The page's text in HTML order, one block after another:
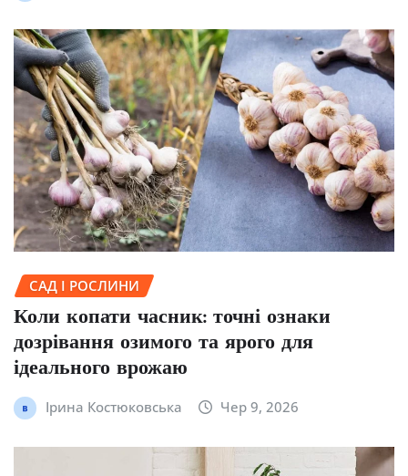
САД І РОСЛИНИ
Коли копати часник: точні ознаки
дозрівання озимого та ярого для
ідеального врожаю
Ірина Костюковська Чер 9, 2026